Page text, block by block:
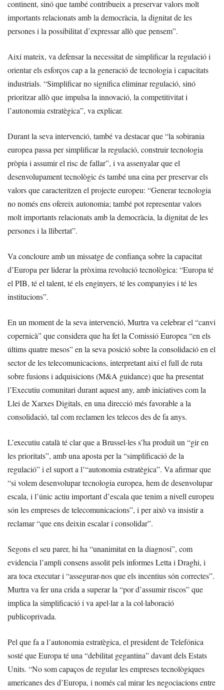
continent, sinó que també contribueix a preservar valors molt
importants relacionats amb la democràcia, la dignitat de les
persones i la possibilitat d’expressar allò que pensem”.
Així mateix, va defensar la necessitat de simplificar la regulació i
orientar els esforços cap a la generació de tecnologia i capacitats
industrials. “Simplificar no significa eliminar regulació, sinó
prioritzar allò que impulsa la innovació, la competitivitat i
l’autonomia estratègica”, va explicar.
Durant la seva intervenció, també va destacar que “la sobirania
europea passa per simplificar la regulació, construir tecnologia
pròpia i assumir el risc de fallar”, i va assenyalar que el
desenvolupament tecnològic és també una eina per preservar els
valors que caracteritzen el projecte europeu: “Generar tecnologia
no només ens ofereix autonomia; també pot representar valors
molt importants relacionats amb la democràcia, la dignitat de les
persones i la llibertat”.
Va concloure amb un missatge de confiança sobre la capacitat
d’Europa per liderar la pròxima revolució tecnològica: “Europa té
el PIB, té el talent, té els enginyers, té les companyies i té les
institucions”.
En un moment de la seva intervenció, Murtra va celebrar el “canvi
copernicà” que considera que ha fet la Comissió Europea “en els
últims quatre mesos” en la seva posició sobre la consolidació en el
sector de les telecomunicacions, interpretant així el full de ruta
sobre fusions i adquisicions (M&A guidance) que ha presentat
l’Executiu comunitari durant aquest any, amb iniciatives com la
Llei de Xarxes Digitals, en una direcció més favorable a la
consolidació, tal com reclamen les telecos des de fa anys.
L’executiu català té clar que a Brussel·les s’ha produït un “gir en
les prioritats”, amb una aposta per la “simplificació de la
regulació” i el suport a l’“autonomia estratègica”. Va afirmar que
“si volem desenvolupar tecnologia europea, hem de desenvolupar
escala, i l’únic actiu important d’escala que tenim a nivell europeu
són les empreses de telecomunicacions”, i per això va insistir a
reclamar “que ens deixin escalar i consolidar”.
Segons el seu parer, hi ha “unanimitat en la diagnosi”, com
evidencia l’ampli consens assolit pels informes Letta i Draghi, i
ara toca executar i “assegurar-nos que els incentius són correctes”.
Murtra va fer una crida a superar la “por d’assumir riscos” que
implica la simplificació i va apel·lar a la col·laboració
publicoprivada.
Pel que fa a l’autonomia estratègica, el president de Telefónica
sosté que Europa té una “debilitat gegantina” davant dels Estats
Units. “No som capaços de regular les empreses tecnològiques
americanes des d’Europa, i només cal mirar les negociacions entre